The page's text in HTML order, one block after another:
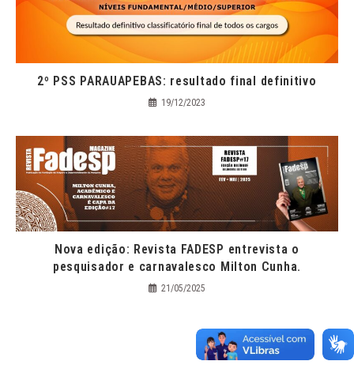
2º PSS PARAUAPEBAS: resultado final definitivo
19/12/2023
Nova edição: Revista FADESP entrevista o
pesquisador e carnavalesco Milton Cunha.
21/05/2025